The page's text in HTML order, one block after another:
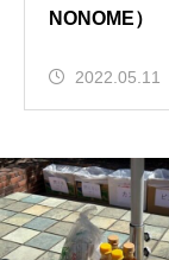
NONOME）
2022.05.11